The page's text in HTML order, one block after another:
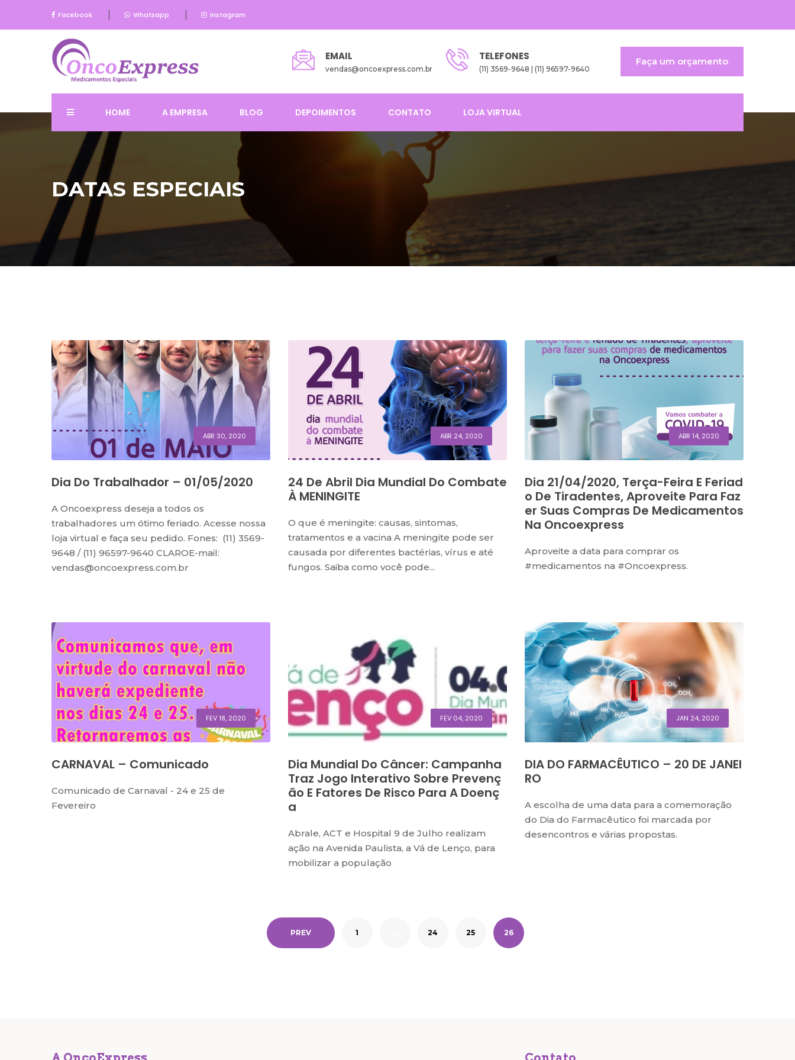
Facebook Whatsapp Instagram
EMAIL
vendas@oncoexpress.com.br
TELEFONES
(11) 3569-9648 | (11) 96597-9640
Faça um orçamento
HOME A EMPRESA BLOG DEPOIMENTOS CONTATO LOJA VIRTUAL
DATAS ESPECIAIS
ABR 30, 2020
Dia Do Trabalhador – 01/05/2020
A Oncoexpress deseja a todos os
trabalhadores um ótimo feriado. Acesse nossa
loja virtual e faça seu pedido. Fones: (11) 3569-
9648 / (11) 96597-9640 CLAROE-mail:
vendas@oncoexpress.com.br
ABR 24, 2020
24 De Abril Dia Mundial Do Combate
À MENINGITE
O que é meningite: causas, sintomas,
tratamentos e a vacina A meningite pode ser
causada por diferentes bactérias, vírus e até
fungos. Saiba como você pode...
ABR 14, 2020
Dia 21/04/2020, Terça-Feira E Feriad
O De Tiradentes, Aproveite Para Faz
Er Suas Compras De Medicamentos
Na Oncoexpress
Aproveite a data para comprar os
#medicamentos na #Oncoexpress.
FEV 18, 2020
CARNAVAL – Comunicado
Comunicado de Carnaval - 24 e 25 de
Fevereiro
FEV 04, 2020
Dia Mundial Do Câncer: Campanha
Traz Jogo Interativo Sobre Prevenç
Ão E Fatores De Risco Para A Doenç
A
Abrale, ACT e Hospital 9 de Julho realizam
ação na Avenida Paulista, a Vá de Lenço, para
mobilizar a população
JAN 24, 2020
DIA DO FARMACÊUTICO – 20 DE JANEI
RO
A escolha de uma data para a comemoração
do Dia do Farmacêutico foi marcada por
desencontros e várias propostas.
PREV 1 24 25 26